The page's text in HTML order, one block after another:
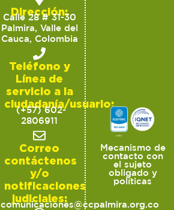
Dirección:
Calle 28 # 31-30
Palmira, Valle del
Cauca, Colombia
Teléfono y
Línea de
servicio a la
ciudadanía/usuario:
(+57) 602-
2806911
Correo
contáctenos
y/o
notificaciones
judiciales:
comunicaciones@ccpalmira.org.co
Mecanismo de
contacto con
el sujeto
obligado y
políticas